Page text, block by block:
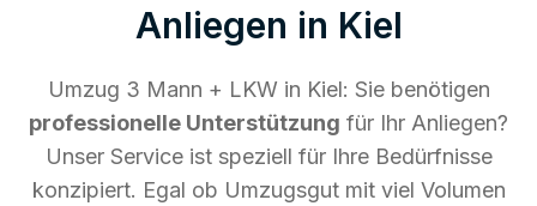
Anliegen in Kiel
Umzug 3 Mann + LKW in Kiel: Sie benötigen
professionelle Unterstützung für Ihr Anliegen?
Unser Service ist speziell für Ihre Bedürfnisse
konzipiert. Egal ob Umzugsgut mit viel Volumen